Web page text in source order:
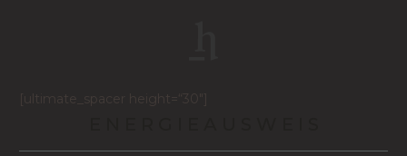
[ultimate_spacer height=“30″]